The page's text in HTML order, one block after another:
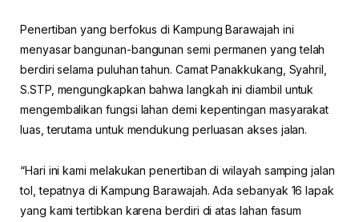
Penertiban yang berfokus di Kampung Barawajah ini
menyasar bangunan-bangunan semi permanen yang telah
berdiri selama puluhan tahun. Camat Panakkukang, Syahril,
S.STP, mengungkapkan bahwa langkah ini diambil untuk
mengembalikan fungsi lahan demi kepentingan masyarakat
luas, terutama untuk mendukung perluasan akses jalan.
“Hari ini kami melakukan penertiban di wilayah samping jalan
tol, tepatnya di Kampung Barawajah. Ada sebanyak 16 lapak
yang kami tertibkan karena berdiri di atas lahan fasum